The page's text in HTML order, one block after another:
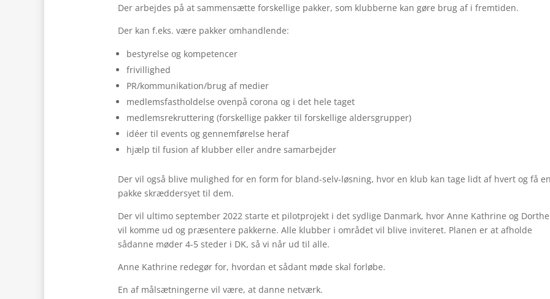
Der arbejdes på at sammensætte forskellige pakker, som klubberne kan gøre brug af i fremtiden.
Der kan f.eks. være pakker omhandlende:
bestyrelse og kompetencer
frivillighed
PR/kommunikation/brug af medier
medlemsfastholdelse ovenpå corona og i det hele taget
medlemsrekruttering (forskellige pakker til forskellige aldersgrupper)
idéer til events og gennemførelse heraf
hjælp til fusion af klubber eller andre samarbejder
Der vil også blive mulighed for en form for bland-selv-løsning, hvor en klub kan tage lidt af hvert og få
pakke skræddersyet til dem.
Der vil ultimo september 2022 starte et pilotprojekt i det sydlige Danmark, hvor Anne Kathrine og Dorthe
vil komme ud og præsentere pakkerne. Alle klubber i området vil blive inviteret. Planen er at afholde
sådanne møder 4-5 steder i DK, så vi når ud til alle.
Anne Kathrine redegør for, hvordan et sådant møde skal forløbe.
En af målsætningerne vil være, at danne netværk.